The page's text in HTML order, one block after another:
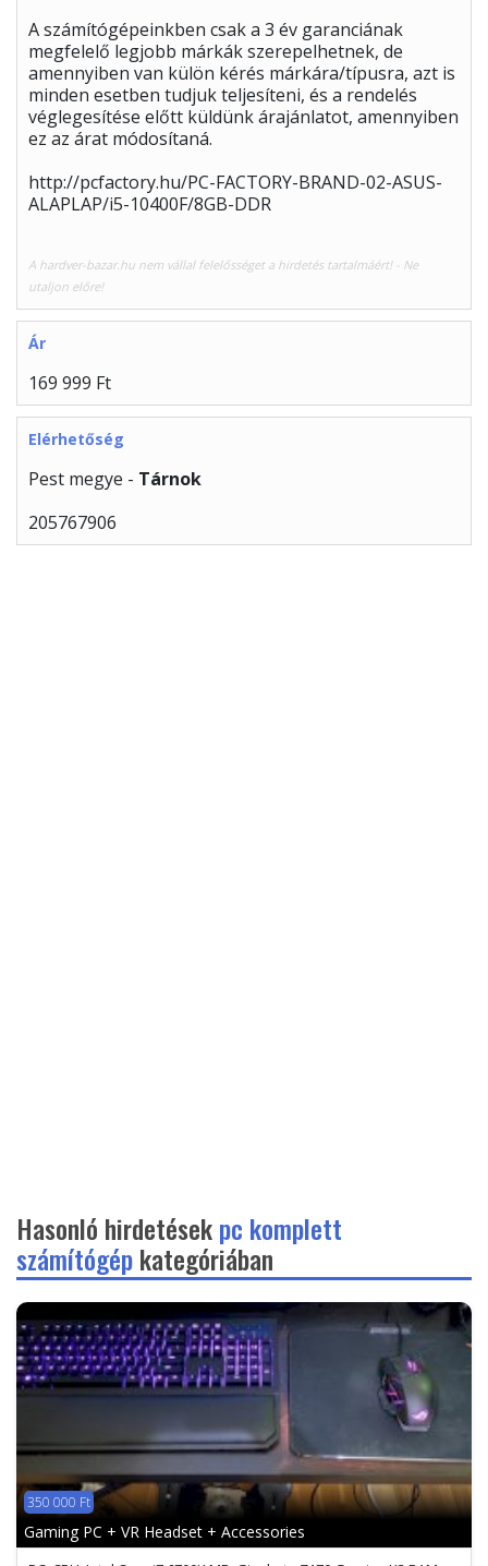
A számítógépeinkben csak a 3 év garanciának
megfelelő legjobb márkák szerepelhetnek, de
amennyiben van külön kérés márkára/típusra, azt is
minden esetben tudjuk teljesíteni, és a rendelés
véglegesítése előtt küldünk árajánlatot, amennyiben
ez az árat módosítaná.
http://pcfactory.hu/PC-FACTORY-BRAND-02-ASUS-
ALAPLAP/i5-10400F/8GB-DDR
A hardver-bazar.hu nem vállal felelősséget a hirdetés tartalmáért! - Ne
utaljon előre!
Ár
169 999 Ft
Elérhetőség
Pest megye - Tárnok
205767906
Hasonló hirdetésekpc komplett
számítógépkategóriában
350 000 Ft
Gaming PC + VR Headset + Accessories